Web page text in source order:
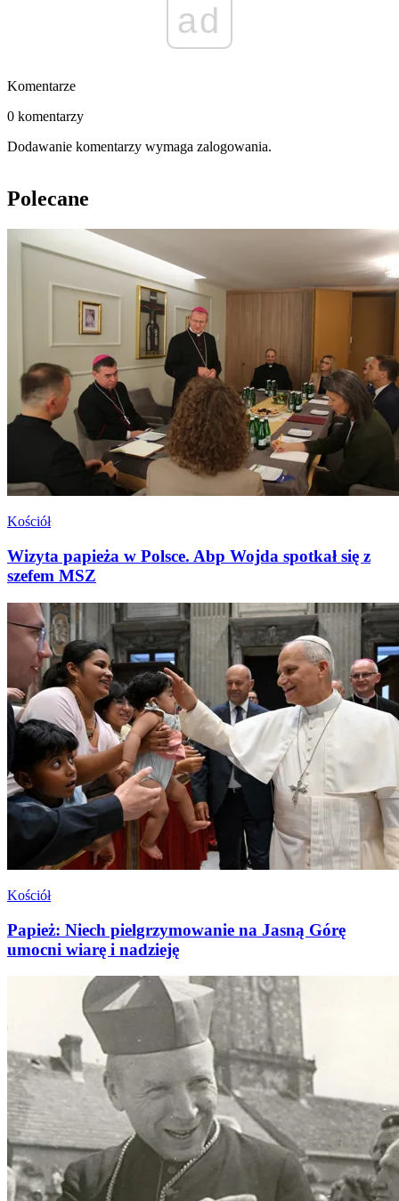
ad
Komentarze
0 komentarzy
Dodawanie komentarzy wymaga zalogowania.
Polecane
Kościół
Wizyta papieża w Polsce. Abp Wojda spotkał się z
szefem MSZ
Kościół
Papież: Niech pielgrzymowanie na Jasną Górę
umocni wiarę i nadzieję